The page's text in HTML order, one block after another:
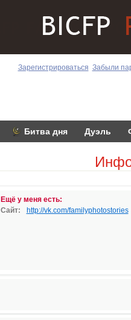
Зарегистрироваться Забыли
Битва дня Дуэль
Ещё у меня есть:
Сайт:
http://vk.com/familyphotostories